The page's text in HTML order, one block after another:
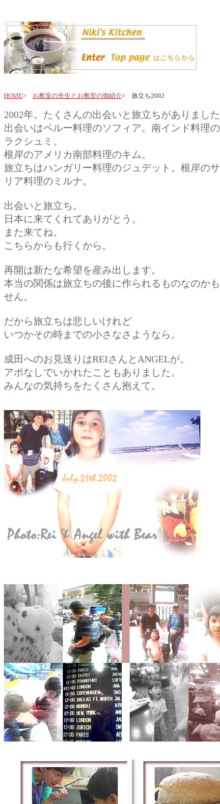
HOME> お教室の先生とお教室の御紹介> 旅立ち2002
2002年。たくさんの出会いと旅立ちがありまし
出会いはペルー料理のソフィア。南インド料理
ラクシュミ。
根岸のアメリカ南部料理のキム。
旅立ちはハンガリー料理のジュデット。根岸の
リア料理のミルナ。
出会いと旅立ち。
日本に来てくれてありがとう。
また来てね。
こちらからも行くから。
再開は新たな希望を産み出します。
本当の関係は旅立ちの後に作られるものなのか
せん。
だから旅立ちは悲しいけれど
いつかその時までの小さなさようなら。
成田へのお見送りはREIさんとANGELが。
アポなしでいかれたこともありました。
みんなの気持ちをたくさん抱えて。